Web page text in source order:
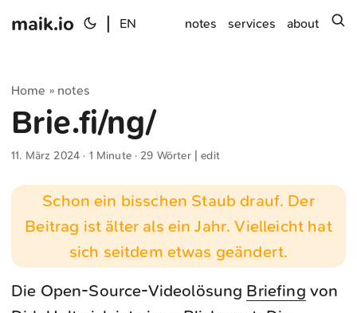
maik.io EN notes services about
Home » notes
Brie.fi/ng/
11. März 2024 · 1 Minute · 29 Wörter |edit
Schon ein bisschen Staub drauf. Der
Beitrag ist älter als ein Jahr. Vielleicht hat
sich seitdem etwas geändert.
Die Open-Source-Videolösung Briefing von